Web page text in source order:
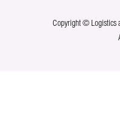
Copyright © Logistics